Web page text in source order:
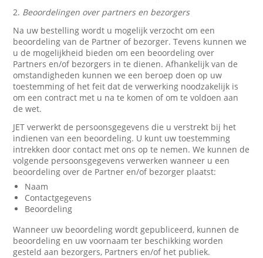
2. Beoordelingen over partners en bezorgers
Na uw bestelling wordt u mogelijk verzocht om een
beoordeling van de Partner of bezorger. Tevens kunnen we
u de mogelijkheid bieden om een beoordeling over
Partners en/of bezorgers in te dienen. Afhankelijk van de
omstandigheden kunnen we een beroep doen op uw
toestemming of het feit dat de verwerking noodzakelijk is
om een contract met u na te komen of om te voldoen aan
de wet.
JET verwerkt de persoonsgegevens die u verstrekt bij het
indienen van een beoordeling. U kunt uw toestemming
intrekken door contact met ons op te nemen. We kunnen de
volgende persoonsgegevens verwerken wanneer u een
beoordeling over de Partner en/of bezorger plaatst:
Naam
Contactgegevens
Beoordeling
Wanneer uw beoordeling wordt gepubliceerd, kunnen de
beoordeling en uw voornaam ter beschikking worden
gesteld aan bezorgers, Partners en/of het publiek.